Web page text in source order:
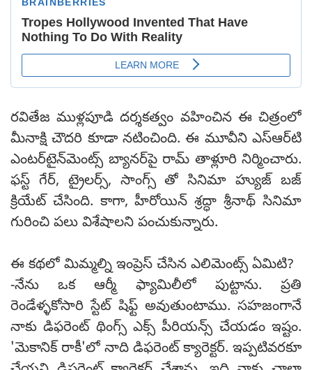
రవితేజ ముళ్లపూడి దర్శకత్వం వహించిన ఈ చిత్రంలో
మీనాక్షి చౌదరి కూడా నటించింది. ఈ మూవీని ఎస్‌ఆర్‌టి
ఎంటర్‌టైన్‌మెంట్స్ బ్యానర్‌పై రామ్ తాళ్లూరి నిర్మించారు.
ఫస్ట్ గేర్, ట్రైలర్స్, సాంగ్స్ తో సినిమా హ్యుజ్ బజ్
క్రియేట్ చేసింది. కాగా, హీరోయిన్ శ్రద్ధా శ్రీనాథ్ సినిమా
గురించి పలు విశేషాలని పంచుకున్నారు.
ఈ కథలో మిమ్మల్ని ఇంప్రెస్ చేసిన ఎలిమెంట్స్ ఏమిటి?
-నేను ఒక ఆర్మీ ఫ్యామిలీలో పుట్టాను. ప్రతి
రెండేళ్ళకోసారి స్టేట్ షిఫ్ట్ అవుతుంటాము. సహజంగానే
నాకు డిఫరెంట్ థింగ్స్ ఎక్స్ పీరియన్స్ చేయడం ఇష్టం.
'మెకానిక్ రాకీ'లో నాది డిఫరెంట్ క్యారెక్టర్. ఇప్పటివరకూ